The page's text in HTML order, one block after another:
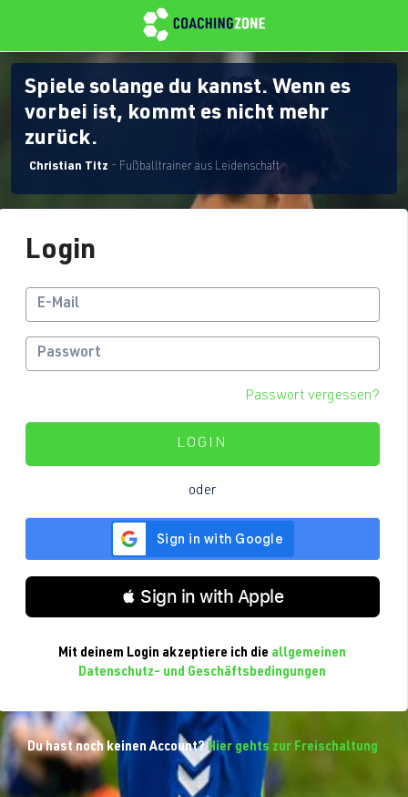
Spiele solange du kannst. Wenn es
vorbei ist, kommt es nicht mehr
zurück.
Christian Titz - Fußballtrainer aus Leidenschaft
Login
Passwort vergessen?
LOGIN
oder
 Sign in with Apple
Mit deinem Login akzeptiere ich die allgemeinen
Datenschutz- und Geschäftsbedingungen
Du hast noch keinen Account? Hier gehts zur Freischaltung